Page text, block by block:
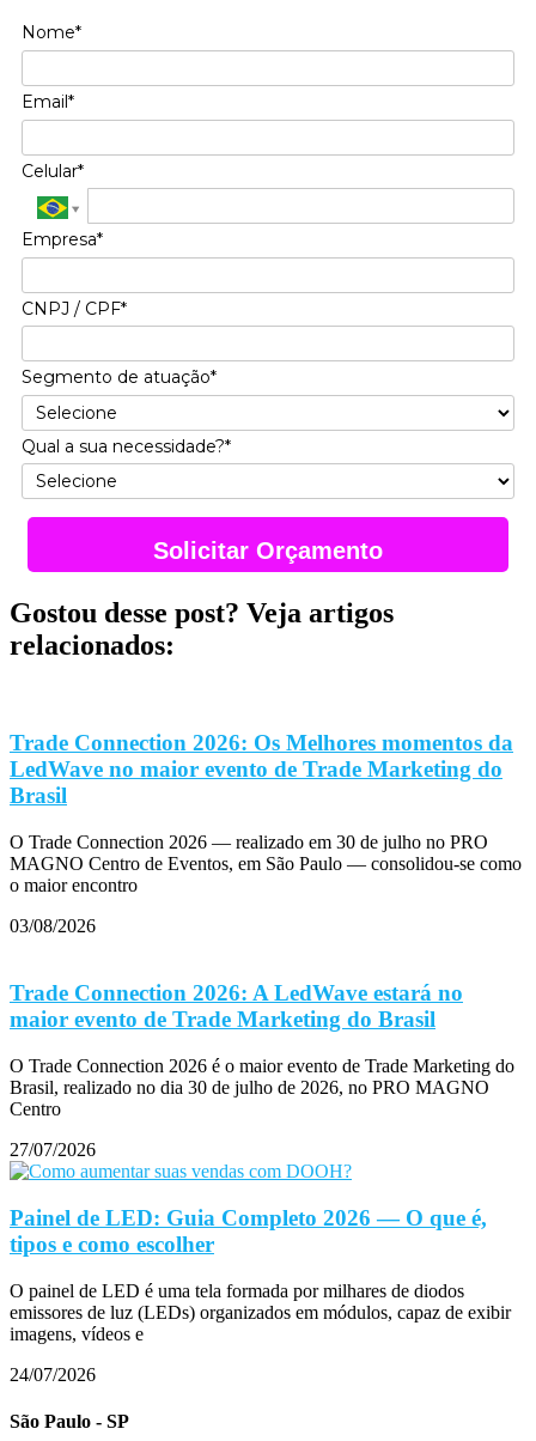
Nome*
Email*
Celular*
Empresa*
CNPJ / CPF*
Segmento de atuação*
Qual a sua necessidade?*
Solicitar Orçamento
Gostou desse post? Veja artigos
relacionados:
Trade Connection 2026: Os Melhores momentos da
LedWave no maior evento de Trade Marketing do
Brasil
O Trade Connection 2026 — realizado em 30 de julho no PRO
MAGNO Centro de Eventos, em São Paulo — consolidou-se como
o maior encontro
03/08/2026
Trade Connection 2026: A LedWave estará no
maior evento de Trade Marketing do Brasil
O Trade Connection 2026 é o maior evento de Trade Marketing do
Brasil, realizado no dia 30 de julho de 2026, no PRO MAGNO
Centro
27/07/2026
Painel de LED: Guia Completo 2026 — O que é,
tipos e como escolher
O painel de LED é uma tela formada por milhares de diodos
emissores de luz (LEDs) organizados em módulos, capaz de exibir
imagens, vídeos e
24/07/2026
São Paulo - SP